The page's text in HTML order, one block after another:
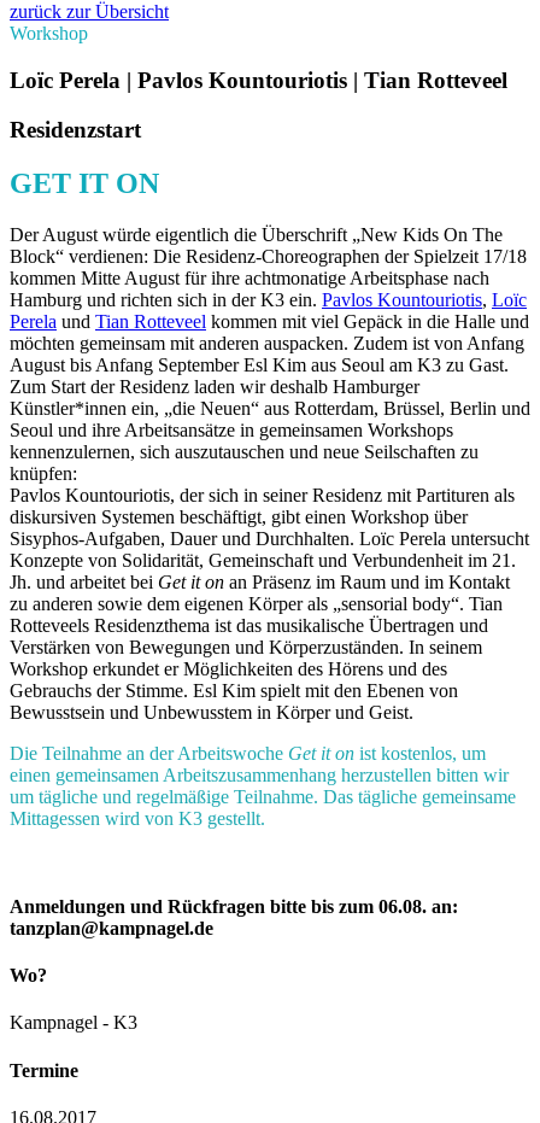
zurück zur Übersicht
Workshop
Loïc Perela | Pavlos Kountouriotis | Tian Rotteveel
Residenzstart
GET IT ON
Der August würde eigentlich die Überschrift „New Kids On The
Block“ verdienen: Die Residenz-Choreographen der Spielzeit 17/18
kommen Mitte August für ihre achtmonatige Arbeitsphase nach
Hamburg und richten sich in der K3 ein. Pavlos Kountouriotis, Loïc
Perela und Tian Rotteveel kommen mit viel Gepäck in die Halle und
möchten gemeinsam mit anderen auspacken. Zudem ist von Anfang
August bis Anfang September Esl Kim aus Seoul am K3 zu Gast.
Zum Start der Residenz laden wir deshalb Hamburger
Künstler*innen ein, „die Neuen“ aus Rotterdam, Brüssel, Berlin und
Seoul und ihre Arbeitsansätze in gemeinsamen Workshops
kennenzulernen, sich auszutauschen und neue Seilschaften zu
knüpfen:
Pavlos Kountouriotis, der sich in seiner Residenz mit Partituren als
diskursiven Systemen beschäftigt, gibt einen Workshop über
Sisyphos-Aufgaben, Dauer und Durchhalten. Loïc Perela untersucht
Konzepte von Solidarität, Gemeinschaft und Verbundenheit im 21.
Jh. und arbeitet bei Get it on an Präsenz im Raum und im Kontakt
zu anderen sowie dem eigenen Körper als „sensorial body“. Tian
Rotteveels Residenzthema ist das musikalische Übertragen und
Verstärken von Bewegungen und Körperzuständen. In seinem
Workshop erkundet er Möglichkeiten des Hörens und des
Gebrauchs der Stimme. Esl Kim spielt mit den Ebenen von
Bewusstsein und Unbewusstem in Körper und Geist.
Die Teilnahme an der Arbeitswoche Get it on ist kostenlos, um
einen gemeinsamen Arbeitszusammenhang herzustellen bitten wir
um tägliche und regelmäßige Teilnahme. Das tägliche gemeinsame
Mittagessen wird von K3 gestellt.
Anmeldungen und Rückfragen bitte bis zum 06.08. an:
tanzplan@kampnagel.de
Wo?
Kampnagel - K3
Termine
16.08.2017